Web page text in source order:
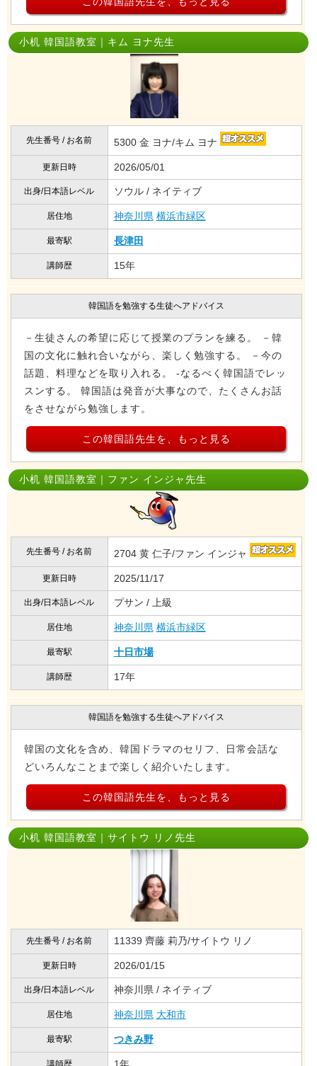
小机 韓国語教室｜キム ヨナ先生
先生番号 / お名前 5300 金 ヨナ/キム ヨナ
更新日時 2026/05/01
出身/日本語レベル ソウル / ネイティブ
居住地 神奈川県 横浜市緑区
最寄駅 長津田
講師歴 15年
韓国語を勉強する生徒へアドバイス
－生徒さんの希望に応じて授業のプランを練る。 －韓
国の文化に触れ合いながら、楽しく勉強する。 －今の
話題、料理などを取り入れる。 -なるべく韓国語でレッ
スンする。 韓国語は発音が大事なので、たくさんお話
をさせながら勉強します。
この韓国語先生を、もっと見る
小机 韓国語教室｜ファン インジャ先生
先生番号 / お名前 2704 黄 仁子/ファン インジャ
更新日時 2025/11/17
出身/日本語レベル プサン / 上級
居住地 神奈川県 横浜市緑区
最寄駅 十日市場
講師歴 17年
韓国語を勉強する生徒へアドバイス
韓国の文化を含め、韓国ドラマのセリフ、日常会話な
どいろんなことまで楽しく紹介いたします。
この韓国語先生を、もっと見る
小机 韓国語教室｜サイトウ リノ先生
先生番号 / お名前 11339 齊藤 莉乃/サイトウ リノ
更新日時 2026/01/15
出身/日本語レベル 神奈川県 / ネイティブ
居住地 神奈川県 大和市
最寄駅 つきみ野
講師歴